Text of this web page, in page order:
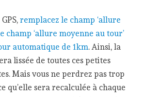
remplacez le champ ‘allure
champ ‘allure moyenne au tour’
automatique de 1km. Ainsi, la
lissée de toutes ces petites
Mais vous ne perdrez pas trop
qu’elle sera recalculée à chaque